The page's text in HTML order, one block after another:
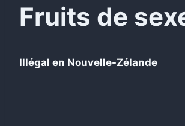
Fruits de
Illégal en Nouvelle-Zélande